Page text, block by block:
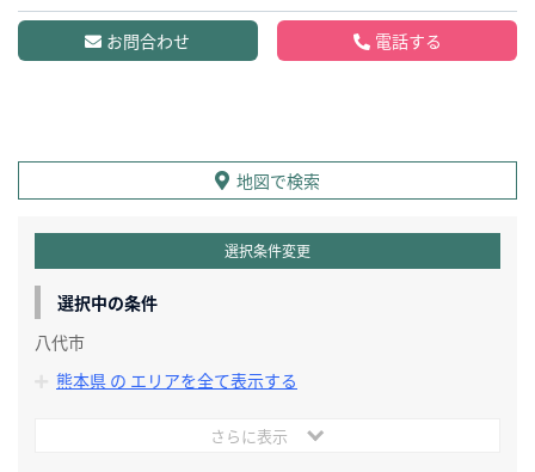
お問合わせ 電話する
地図で検索
選択条件変更
選択中の条件
八代市
熊本県 の エリアを全て表示する
さらに表示